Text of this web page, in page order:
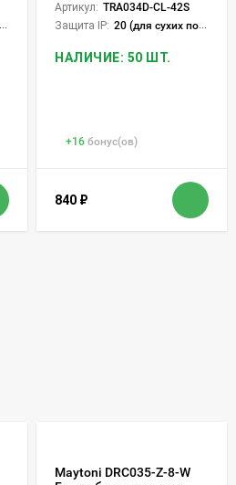
Артикул: TRA034D-CL-42S
Защита IP: 20 (для сухих пом.)
НАЛИЧИЕ: 50 ШТ.
+16 бонус(ов)
840 ₽
Maytoni DRC035-Z-8-W